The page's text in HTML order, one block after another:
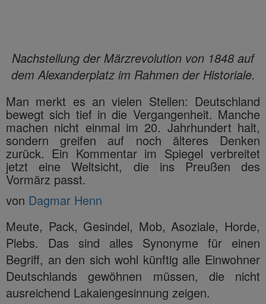
Nachstellung der Märzrevolution von 1848 auf
dem Alexanderplatz im Rahmen der Historiale.
Man merkt es an vielen Stellen: Deutschland
bewegt sich tief in die Vergangenheit. Manche
machen nicht einmal im 20. Jahrhundert halt,
sondern greifen auf noch älteres Denken
zurück. Ein Kommentar im Spiegel verbreitet
jetzt eine Weltsicht, die ins Preußen des
Vormärz passt.
von Dagmar Henn
Meute, Pack, Gesindel, Mob, Asoziale, Horde,
Plebs. Das sind alles Synonyme für einen
Begriff, an den sich wohl künftig alle Einwohner
Deutschlands gewöhnen müssen, die nicht
ausreichend Lakaiengesinnung zeigen.